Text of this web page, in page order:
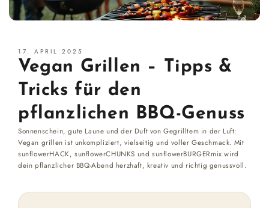
17. APRIL 2025
Vegan Grillen – Tipps &
Tricks für den
pflanzlichen BBQ-Genuss
Sonnenschein, gute Laune und der Duft von Gegrilltem in der Luft:
Vegan grillen ist unkompliziert, vielseitig und voller Geschmack. Mit
sunflowerHACK, sunflowerCHUNKS und sunflowerBURGERmix wird
dein pflanzlicher BBQ-Abend herzhaft, kreativ und richtig genussvoll.